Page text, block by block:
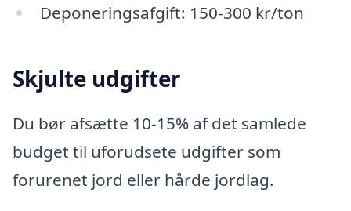
Deponeringsafgift: 150-300 kr/ton
Skjulte udgifter
Du bør afsætte 10-15% af det samlede
budget til uforudsete udgifter som
forurenet jord eller hårde jordlag.